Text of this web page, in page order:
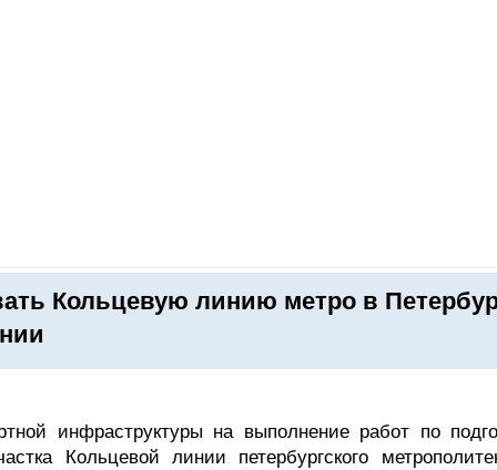
Кольцевую линию метро в
инфраструктуры на выполнение работ по
Кольцевой линии петербургского